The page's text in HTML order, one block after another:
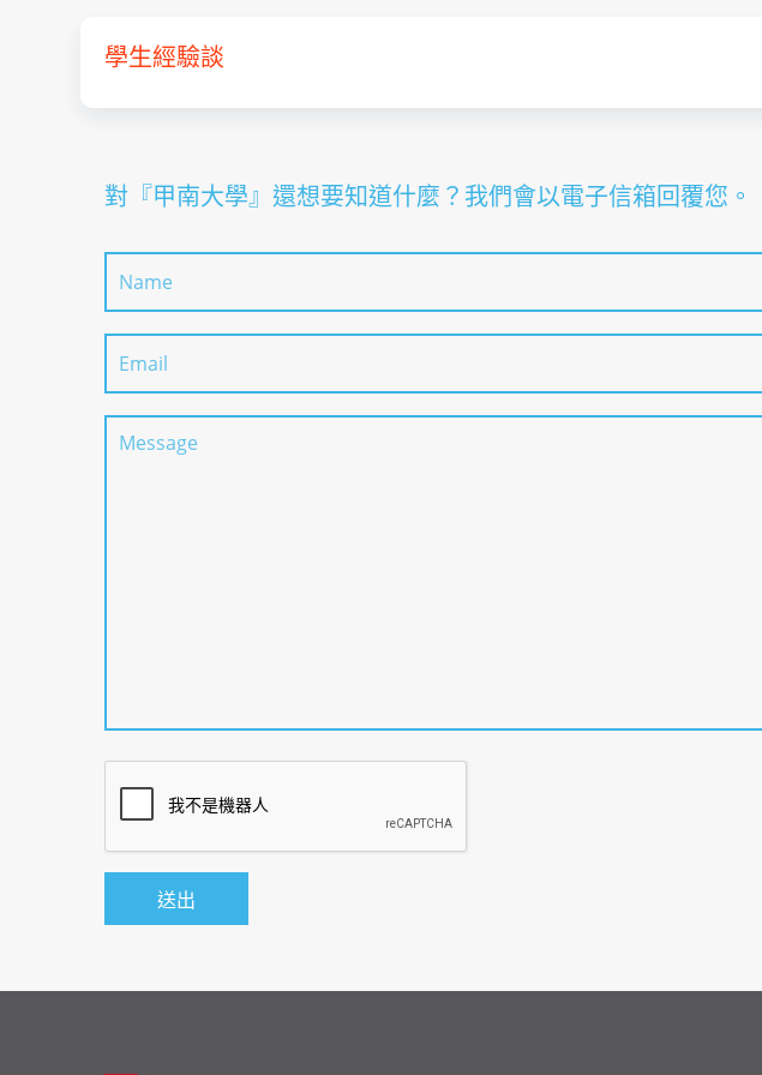
學生經驗談
對『甲南大學』還想要知道什麼？我們會以電子信箱回覆您。